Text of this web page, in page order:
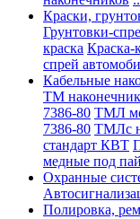
Краски,
Грунтовки-
краска Краска-
спрей
Кабельные
ТМ
7386-80 ТМЛ
7386-80 ТМЛс
стандарт КВТ
медные под
Охранные
Полировка,